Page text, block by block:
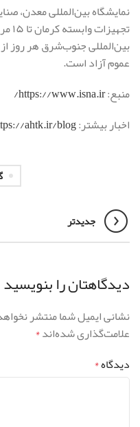
نمایشگاه بین‌المللی معدن،
عموم آزاد است.
منبع:https://www.isna.ir/
اخبار بیشتر:ahtk.ir/blog/
جدیدتر
دیدگاهتان را بنویسید
نشانی ایمیل شما منتشر
علامت‌گذاری شده‌اند*
دیدگاه*